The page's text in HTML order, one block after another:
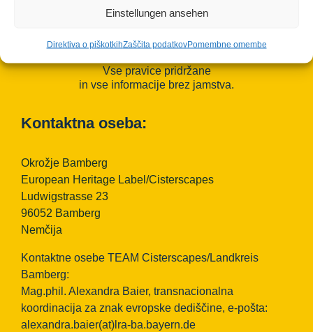
Einstellungen ansehen
Direktiva o piškotkihZaščita podatkovPomembne omembe
Vse pravice pridržane
in vse informacije brez jamstva.
Kontaktna oseba:
Okrožje Bamberg
European Heritage Label/Cisterscapes
Ludwigstrasse 23
96052 Bamberg
Nemčija
Kontaktne osebe TEAM Cisterscapes/Landkreis
Bamberg:
Mag.phil. Alexandra Baier, transnacionalna
koordinacija za znak evropske dediščine, e-pošta:
alexandra.baier(at)lra-ba.bayern.de